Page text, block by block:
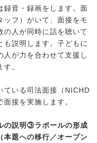
録音・録画をします。面
ッフ）がいて、面接をモ
の人が同時に話を聴いて
も説明します。子どもに
人が力を合わせて支援し
。
ている司法面接（NICHD
接を実施します。
説明③ラポールの形成
題への移行／オープン